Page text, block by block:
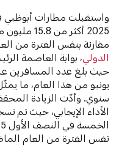
مقارنة بنفس الفترة من العام
الدولي ، بوابة العاصمة
سنوي. وأدّت الزيادة
نفس الفترة من العام